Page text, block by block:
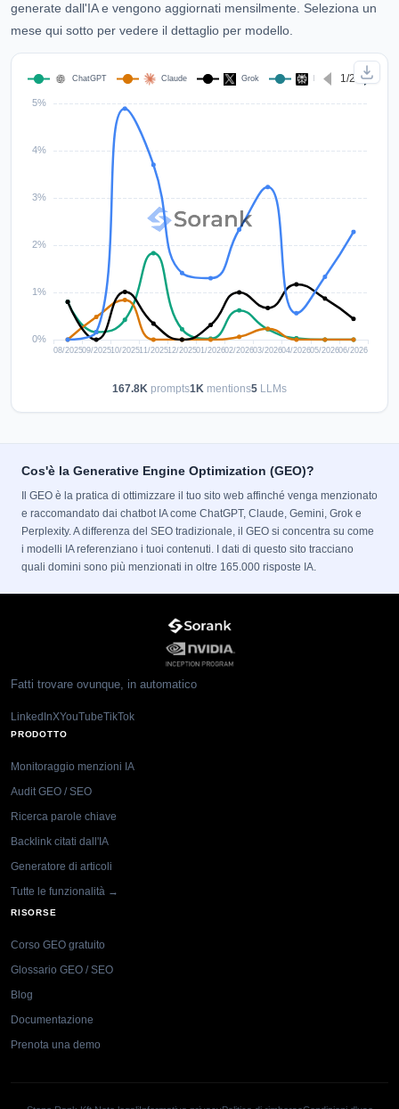
generate dall'IA e vengono aggiornati mensilmente. Seleziona un
mese qui sotto per vedere il dettaglio per modello.
167.8K prompts1K mentions5 LLMs
Cos'è la Generative Engine Optimization (GEO)?
Il GEO è la pratica di ottimizzare il tuo sito web affinché venga menzionato
e raccomandato dai chatbot IA come ChatGPT, Claude, Gemini, Grok e
Perplexity. A differenza del SEO tradizionale, il GEO si concentra su come
i modelli IA referenziano i tuoi contenuti. I dati di questo sito tracciano
quali domini sono più menzionati in oltre 165.000 risposte IA.
Fatti trovare ovunque, in automatico
LinkedInXYouTubeTikTok
PRODOTTO
Monitoraggio menzioni IA
Audit GEO / SEO
Ricerca parole chiave
Backlink citati dall'IA
Generatore di articoli
Tutte le funzionalità →
RISORSE
Corso GEO gratuito
Glossario GEO / SEO
Blog
Documentazione
Prenota una demo